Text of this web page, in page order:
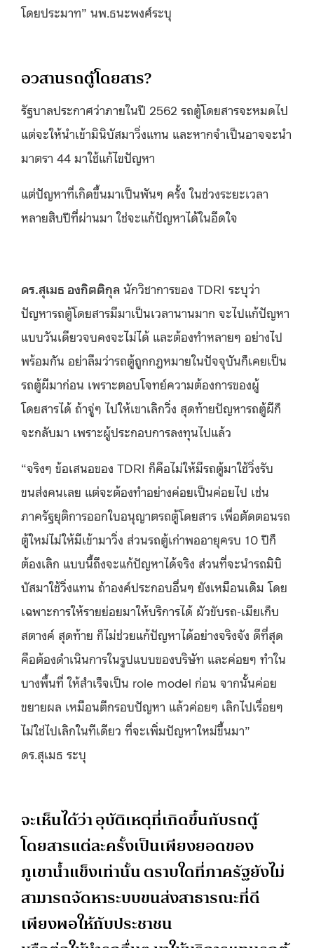
โดยประมาท” นพ.ธนะพงศ์ระบุ
อวสานรถตู้โดยสาร?
รัฐบาลประกาศว่าภายในปี 2562 รถตู้โดยสารจะหมดไป
แต่จะให้นำเข้ามินิบัสมาวิ่งแทน และหากจำเป็นอาจจะนำ
มาตรา 44 มาใช้แก้ไขปัญหา
แต่ปัญหาที่เกิดขึ้นมาเป็นพันๆ ครั้ง ในช่วงระยะเวลา
หลายสิบปีที่ผ่านมา ใช่จะแก้ปัญหาได้ในอึดใจ
ดร.สุเมธ องกิตติกุล นักวิชาการของ TDRI ระบุว่า
ปัญหารถตู้โดยสารมีมาเป็นเวลานานมาก จะไปแก้ปัญหา
แบบวันเดียวจบคงจะไม่ได้ และต้องทำหลายๆ อย่างไป
พร้อมกัน อย่าลืมว่ารถตู้ถูกกฎหมายในปัจจุบันก็เคยเป็น
รถตู้ผีมาก่อน เพราะตอบโจทย์ความต้องการของผู้
โดยสารได้ ถ้าจู่ๆ ไปให้เขาเลิกวิ่ง สุดท้ายปัญหารถตู้ผีก็
จะกลับมา เพราะผู้ประกอบการลงทุนไปแล้ว
“จริงๆ ข้อเสนอของ TDRI ก็คือไม่ให้มีรถตู้มาใช้วิ่งรับ
ขนส่งคนเลย แต่จะต้องทำอย่างค่อยเป็นค่อยไป เช่น
ภาครัฐยุติการออกใบอนุญาตรถตู้โดยสาร เพื่อตัดตอนรถ
ตู้ใหม่ไม่ให้มีเข้ามาวิ่ง ส่วนรถตู้เก่าพออายุครบ 10 ปีก็
ต้องเลิก แบบนี้ถึงจะแก้ปัญหาได้จริง ส่วนที่จะนำรถมิบิ
บัสมาใช้วิ่งแทน ถ้าองค์ประกอบอื่นๆ ยังเหมือนเดิม โดย
เฉพาะการให้รายย่อยมาให้บริการได้ ผัวขับรถ-เมียเก็บ
สตางค์ สุดท้าย ก็ไม่ช่วยแก้ปัญหาได้อย่างจริงจัง ดีที่สุด
คือต้องดำเนินการในรูปแบบของบริษัท และค่อยๆ ทำใน
บางพื้นที่ ให้สำเร็จเป็น role model ก่อน จากนั้นค่อย
ขยายผล เหมือนตีกรอบปัญหา แล้วค่อยๆ เลิกไปเรื่อยๆ
ไม่ใช่ไปเลิกในทีเดียว ที่จะเพิ่มปัญหาใหม่ขึ้นมา”
ดร.สุเมธ ระบุ
จะเห็นได้ว่า อุบัติเหตุที่เกิดขึ้นกับรถตู้
โดยสารแต่ละครั้งเป็นเพียงยอดของ
ภูเขาน้ำแข็งเท่านั้น ตราบใดที่ภาครัฐยังไม่
สามารถจัดหาระบบขนส่งสาธารณะที่ดี
เพียงพอให้กับประชาชน